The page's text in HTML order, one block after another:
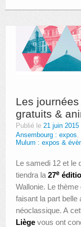
Les
gratuits &
Publié le 21 juin 2015
Ansembourg : expos,
Mulum : expos &
Le samedi 12 et le
tiendra la 27e
Wallonie. Le thème
faisant la part
néoclassique. A
Liège vous ont